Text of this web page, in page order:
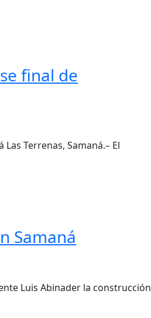
final de
Terrenas, Samaná.– El
Samaná
Luis Abinader la construcción